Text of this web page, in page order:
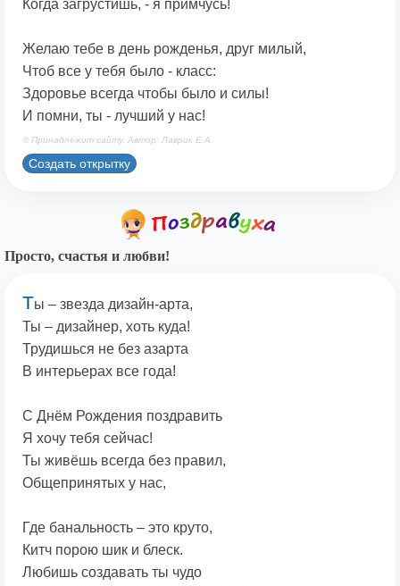
Когда загрустишь, - я примчусь!
Желаю тебе в день рожденья, друг милый,
Чтоб все у тебя было - класс:
Здоровье всегда чтобы было и силы!
И помни, ты - лучший у нас!
© Принадлежит сайту. Автор: Лаврик Е.А.
Создать открытку
Просто, счастья и любви!
Ты – звезда дизайн-арта,
Ты – дизайнер, хоть куда!
Трудишься не без азарта
В интерьерах все года!
С Днём Рождения поздравить
Я хочу тебя сейчас!
Ты живёшь всегда без правил,
Общепринятых у нас,
Где банальность – это круто,
Китч порою шик и блеск.
Любишь создавать ты чудо